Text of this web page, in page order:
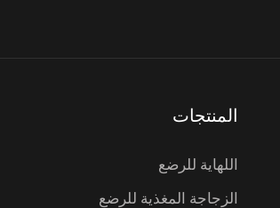
المنتجات
اللهاية للرضع
الزجاجة المغذية للرضع